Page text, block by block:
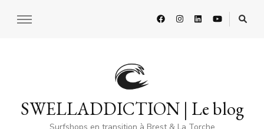
SWELLADDICTION | Le blog